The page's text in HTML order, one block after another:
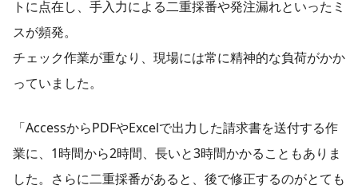
トに点在し、手入力による二重採番や発注漏れといったミ
スが頻発。
チェック作業が重なり、現場には常に精神的な負荷がかか
っていました。
「AccessからPDFやExcelで出力した請求書を送付する作
業に、1時間から2時間、長いと3時間かかることもありま
した。さらに二重採番があると、後で修正するのがとても